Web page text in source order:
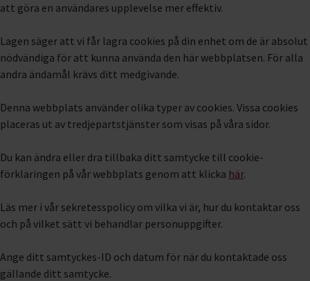
att göra en användares upplevelse mer effektiv.
Lagen säger att vi får lagra cookies på din enhet om de är absolut
nödvändiga för att kunna använda den här webbplatsen. För alla
andra ändamål krävs ditt medgivande.
Denna webbplats använder olika typer av cookies. Vissa cookies
placeras ut av tredjepartstjänster som visas på våra sidor.
Du kan ändra eller dra tillbaka ditt samtycke till cookie-
förklaringen på vår webbplats genom att klicka här.
Läs mer i vår sekretesspolicy om vilka vi är, hur du kontaktar oss
och på vilket sätt vi behandlar personuppgifter.
Ange ditt samtyckes-ID och datum för när du kontaktade oss
gällande ditt samtycke.